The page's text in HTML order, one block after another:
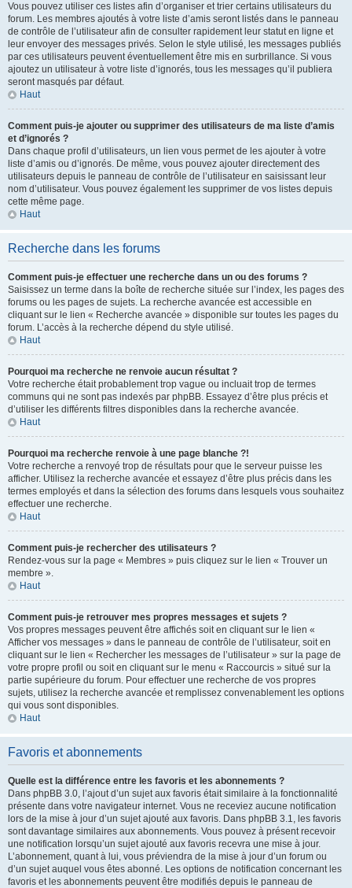
Vous pouvez utiliser ces listes afin d’organiser et trier certains utilisateurs du
forum. Les membres ajoutés à votre liste d’amis seront listés dans le panneau
de contrôle de l’utilisateur afin de consulter rapidement leur statut en ligne et
leur envoyer des messages privés. Selon le style utilisé, les messages publiés
par ces utilisateurs peuvent éventuellement être mis en surbrillance. Si vous
ajoutez un utilisateur à votre liste d’ignorés, tous les messages qu’il publiera
seront masqués par défaut.
Haut
Comment puis-je ajouter ou supprimer des utilisateurs de ma liste d’amis
et d’ignorés ?
Dans chaque profil d’utilisateurs, un lien vous permet de les ajouter à votre
liste d’amis ou d’ignorés. De même, vous pouvez ajouter directement des
utilisateurs depuis le panneau de contrôle de l’utilisateur en saisissant leur
nom d’utilisateur. Vous pouvez également les supprimer de vos listes depuis
cette même page.
Haut
Recherche dans les forums
Comment puis-je effectuer une recherche dans un ou des forums ?
Saisissez un terme dans la boîte de recherche située sur l’index, les pages des
forums ou les pages de sujets. La recherche avancée est accessible en
cliquant sur le lien « Recherche avancée » disponible sur toutes les pages du
forum. L’accès à la recherche dépend du style utilisé.
Haut
Pourquoi ma recherche ne renvoie aucun résultat ?
Votre recherche était probablement trop vague ou incluait trop de termes
communs qui ne sont pas indexés par phpBB. Essayez d’être plus précis et
d’utiliser les différents filtres disponibles dans la recherche avancée.
Haut
Pourquoi ma recherche renvoie à une page blanche ?!
Votre recherche a renvoyé trop de résultats pour que le serveur puisse les
afficher. Utilisez la recherche avancée et essayez d’être plus précis dans les
termes employés et dans la sélection des forums dans lesquels vous souhaitez
effectuer une recherche.
Haut
Comment puis-je rechercher des utilisateurs ?
Rendez-vous sur la page « Membres » puis cliquez sur le lien « Trouver un
membre ».
Haut
Comment puis-je retrouver mes propres messages et sujets ?
Vos propres messages peuvent être affichés soit en cliquant sur le lien «
Afficher vos messages » dans le panneau de contrôle de l’utilisateur, soit en
cliquant sur le lien « Rechercher les messages de l’utilisateur » sur la page de
votre propre profil ou soit en cliquant sur le menu « Raccourcis » situé sur la
partie supérieure du forum. Pour effectuer une recherche de vos propres
sujets, utilisez la recherche avancée et remplissez convenablement les options
qui vous sont disponibles.
Haut
Favoris et abonnements
Quelle est la différence entre les favoris et les abonnements ?
Dans phpBB 3.0, l’ajout d’un sujet aux favoris était similaire à la fonctionnalité
présente dans votre navigateur internet. Vous ne receviez aucune notification
lors de la mise à jour d’un sujet ajouté aux favoris. Dans phpBB 3.1, les favoris
sont davantage similaires aux abonnements. Vous pouvez à présent recevoir
une notification lorsqu’un sujet ajouté aux favoris recevra une mise à jour.
L’abonnement, quant à lui, vous préviendra de la mise à jour d’un forum ou
d’un sujet auquel vous êtes abonné. Les options de notification concernant les
favoris et les abonnements peuvent être modifiés depuis le panneau de